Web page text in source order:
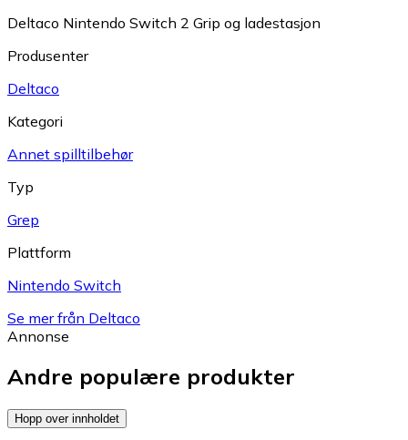
Deltaco Nintendo Switch 2 Grip og ladestasjon
Produsenter
Deltaco
Kategori
Annet spilltilbehør
Typ
Grep
Plattform
Nintendo Switch
Se mer från Deltaco
Annonse
Andre populære produkter
Hopp over innholdet